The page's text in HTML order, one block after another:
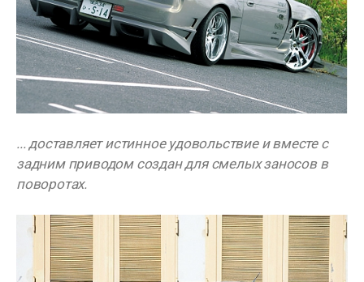
... доставляет истинное удовольствие и вместе с
задним приводом создан для смелых заносов в
поворотах.